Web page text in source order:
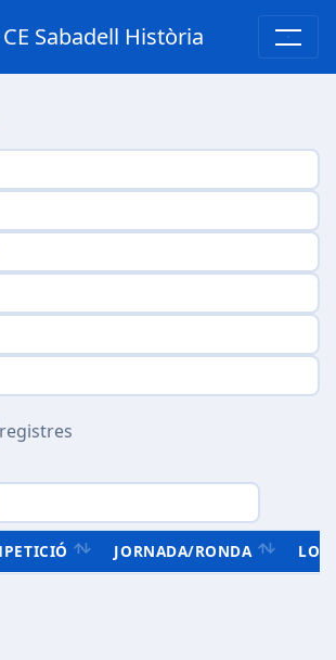
CE Sabadell Història
registres
JORNADA/RONDA